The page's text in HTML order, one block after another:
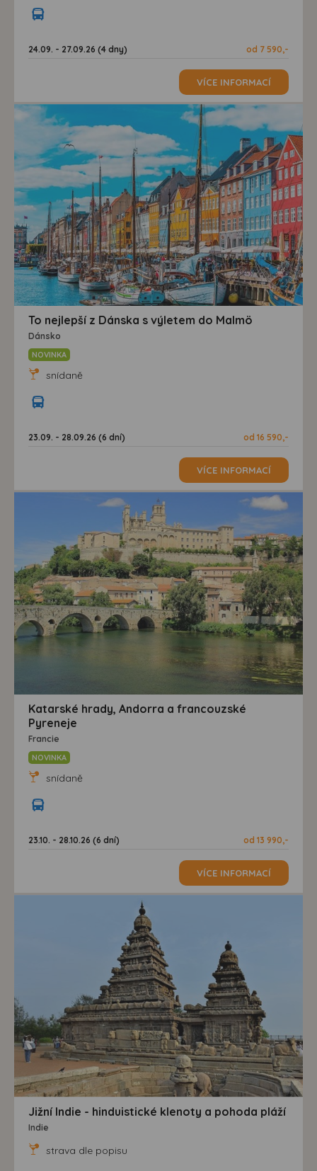
24.09. - 27.09.26 (4 dny) od 7 590,-
VÍCE INFORMACÍ
To nejlepší z Dánska s výletem do Malmö
Dánsko
NOVINKA
snídaně
23.09. - 28.09.26 (6 dní) od 16 590,-
VÍCE INFORMACÍ
Katarské hrady, Andorra a francouzské
Pyreneje
Francie
NOVINKA
snídaně
23.10. - 28.10.26 (6 dní) od 13 990,-
VÍCE INFORMACÍ
Jižní Indie - hinduistické klenoty a pohoda pláží
Indie
strava dle popisu